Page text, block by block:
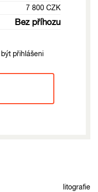
7 800 CZK
Bez příhozu
přihlášeni
litografie